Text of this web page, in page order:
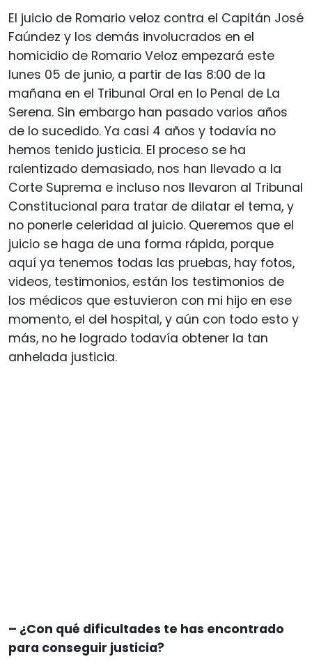
El juicio de Romario veloz contra el Capitán José
Faúndez y los demás involucrados en el
homicidio de Romario Veloz empezará este
lunes 05 de junio, a partir de las 8:00 de la
mañana en el Tribunal Oral en lo Penal de La
Serena. Sin embargo han pasado varios años
de lo sucedido. Ya casi 4 años y todavía no
hemos tenido justicia. El proceso se ha
ralentizado demasiado, nos han llevado a la
Corte Suprema e incluso nos llevaron al Tribunal
Constitucional para tratar de dilatar el tema, y
no ponerle celeridad al juicio. Queremos que el
juicio se haga de una forma rápida, porque
aquí ya tenemos todas las pruebas, hay fotos,
videos, testimonios, están los testimonios de
los médicos que estuvieron con mi hijo en ese
momento, el del hospital, y aún con todo esto y
más, no he logrado todavía obtener la tan
anhelada justicia.
– ¿Con qué dificultades te has encontrado
para conseguir justicia?